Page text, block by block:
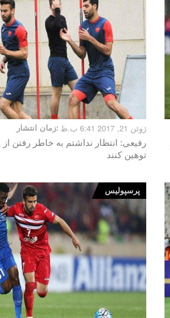
زمان انتشار: ژوئن 21, 2017 6:41 ب.ظ
رفیعی: انتظار نداشتم به خاطر رفتن
توهین کنند
پرسپولیس